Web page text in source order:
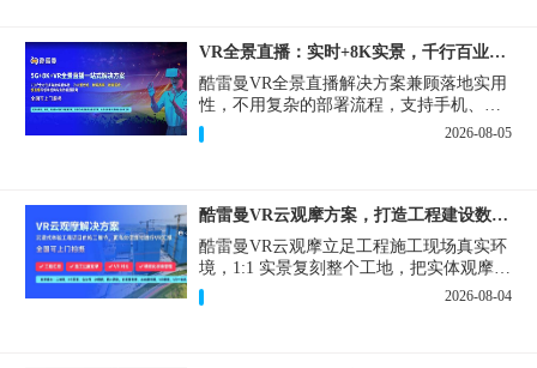
VR全景直播：实时+8K实景，千行百业的数字化利器
酷雷曼VR全景直播解决方案兼顾落地实用
性，不用复杂的部署流程，支持手机、网
页多端访问，解决各行各业 “看得见、信
得过、降成本、提转化” 的实际难题。
2026-08-05
酷雷曼VR云观摩方案，打造工程建设数字化观摩新范式
酷雷曼VR云观摩立足工程施工现场真实环
境，1:1 实景复刻整个工地，把实体观摩会
完整搬到云端线上，兼顾线下实体观摩与
线上云观摩双重需求，为施工单位、建设
2026-08-04